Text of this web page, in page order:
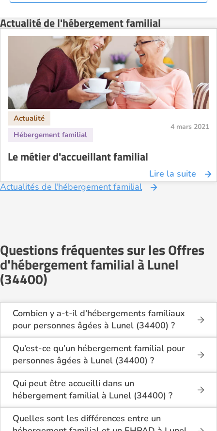
Actualité de l'hébergement familial
4 mars 2021
Le métier d'accueillant familial
Lire la suite
Actualités de l'hébergement familial
Questions fréquentes sur les Offres
d'hébergement familial à Lunel
(34400)
Combien y a-t-il d’hébergements familiaux
pour personnes âgées à Lunel (34400) ?
Sur Logement-seniors.com, on recense actuellement
2 hébergements familiaux pour personnes âgées à
Lunel (34400) en 2026.
Ces structures offrent un cadre de vie chaleureux et
sécurisant, idéal pour les seniors souhaitant vivre
dans un environnement plus intime que celui d’un
établissement collectif.
Qu’est-ce qu’un hébergement familial pour
personnes âgées à Lunel (34400) ?
L’hébergement familial permet à une personne âgée
d’être accueillie au domicile d’un accueillant familial
agréé par le département.
Elle y bénéficie d’un cadre de vie convivial, de repas
partagés, d’une présence quotidienne et d’un
accompagnement personnalisé, tout en conservant
Qui peut être accueilli dans un
hébergement familial à Lunel (34400) ?
Ce mode d’accueil s’adresse aux personnes âgées
de plus de 60 ans, seules ou en couple, qui
souhaitent vivre dans un cadre familial plutôt que
Quelles sont les différences entre un